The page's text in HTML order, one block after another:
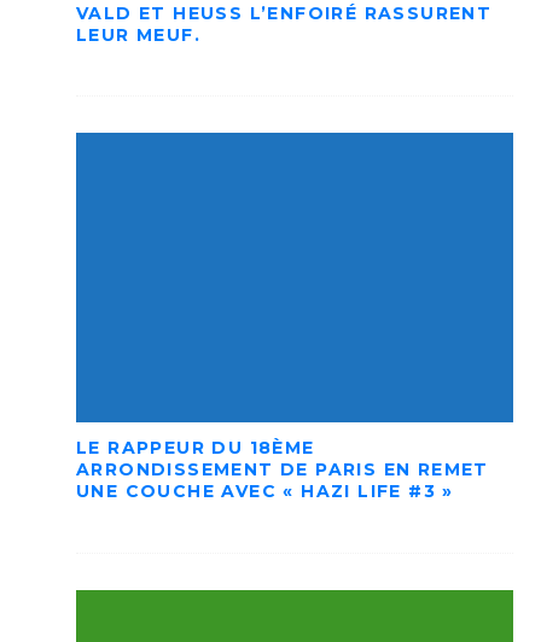
VALD ET HEUSS L’ENFOIRÉ RASSURENT
LEUR MEUF.
LE RAPPEUR DU 18ÈME
ARRONDISSEMENT DE PARIS EN REMET
UNE COUCHE AVEC « HAZI LIFE #3 »